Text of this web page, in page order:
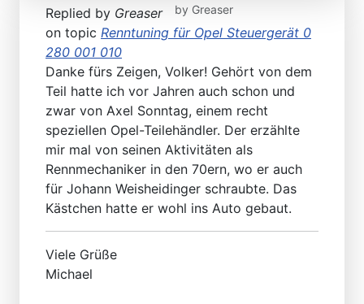
by Greaser
Replied by Greaser
on topic Renntuning für Opel Steuergerät 0
280 001 010
Danke fürs Zeigen, Volker! Gehört von dem
Teil hatte ich vor Jahren auch schon und
zwar von Axel Sonntag, einem recht
speziellen Opel-Teilehändler. Der erzählte
mir mal von seinen Aktivitäten als
Rennmechaniker in den 70ern, wo er auch
für Johann Weisheidinger schraubte. Das
Kästchen hatte er wohl ins Auto gebaut.
Viele Grüße
Michael